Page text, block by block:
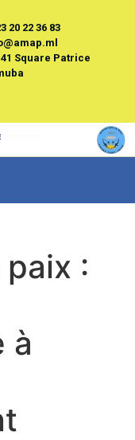
20 22 36 83
Square Patrice
:
à